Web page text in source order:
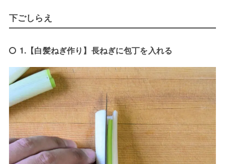
下ごしらえ
1.【白髪ねぎ作り】長ねぎに包丁を入れる